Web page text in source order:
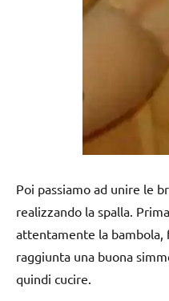
Poi passiamo ad unire le
realizzando la spalla.
attentamente la bambola,
raggiunta una buona
quindi cucire.